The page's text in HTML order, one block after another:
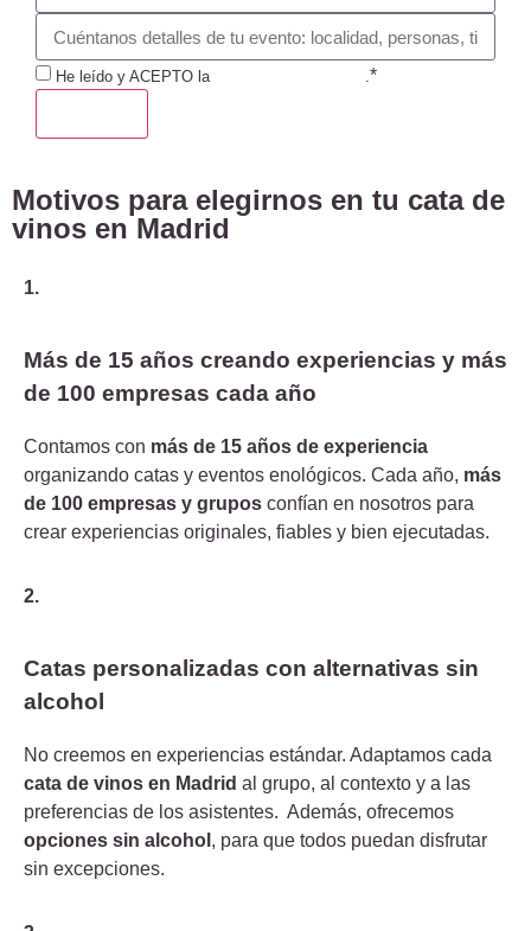
He leído y ACEPTO la .*
Motivos para elegirnos en tu cata de
vinos en Madrid
1.
Más de 15 años creando experiencias y más
de 100 empresas cada año
Contamos con más de 15 años de experiencia
organizando catas y eventos enológicos. Cada año, más
de 100 empresas y grupos confían en nosotros para
crear experiencias originales, fiables y bien ejecutadas.
2.
Catas personalizadas con alternativas sin
alcohol
No creemos en experiencias estándar. Adaptamos cada
cata de vinos en Madrid al grupo, al contexto y a las
preferencias de los asistentes. Además, ofrecemos
opciones sin alcohol , para que todos puedan disfrutar
sin excepciones.